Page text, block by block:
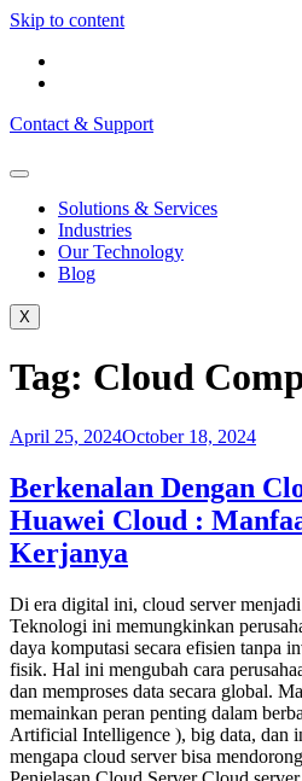
Skip to content
Contact & Support
Solutions & Services
Industries
Our Technology
Blog
X
Tag: Cloud
April 25, 2024October 18, 2024
Berkenalan Dengan
Huawei Cloud :
Kerjanya
Di era digital ini, cloud server
Teknologi ini memungkinkan
daya komputasi secara efisien tanpa
fisik. Hal ini mengubah cara
dan memproses data secara global.
memainkan peran penting dalam
Artificial Intelligence ), big data, dan
mengapa cloud server bisa